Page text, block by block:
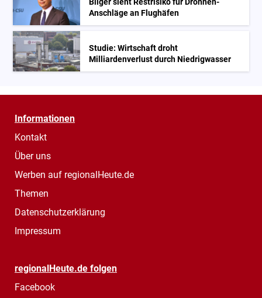
Bilger sieht Restrisiko für Drohnen-
Anschläge an Flughäfen
Studie: Wirtschaft droht
Milliardenverlust durch Niedrigwasser
Informationen
Kontakt
Über uns
Werben auf regionalHeute.de
Themen
Datenschutzerklärung
Impressum
regionalHeute.de folgen
Facebook